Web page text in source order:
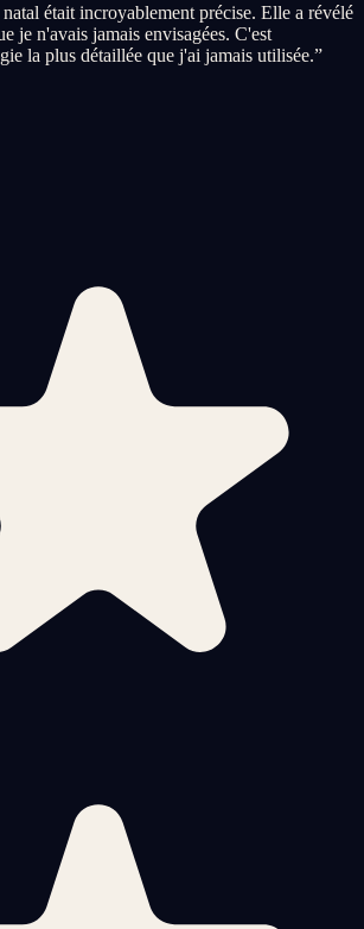
était incroyablement précise. Elle a révélé
je n'avais jamais envisagées. C'est
la plus détaillée que j'ai jamais utilisée.”